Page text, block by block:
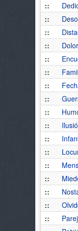
::
::
::
::
Dolor
::
::
::
::
::
::
::
::
::
::
::
::
::